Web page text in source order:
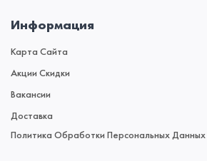
Информация
Карта Сайта
Акции Скидки
Вакансии
Доставка
Политика Обработки Персональных Данных